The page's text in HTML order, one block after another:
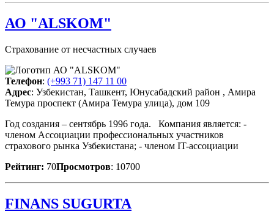
АО "ALSKOM"
Страхование от несчастных случаев
Телефон: (+993 71) 147 11 00
Адрес: Узбекистан, Ташкент, Юнусабадский район , Амира
Темура проспект (Амира Темура улица), дом 109
Год создания – сентябрь 1996 года. Компания является: -
членом Ассоциации профессиональных участников
страхового рынка Узбекистана; - членом IT-ассоциации
Рейтинг: 70Просмотров: 10700
FINANS SUGURTA